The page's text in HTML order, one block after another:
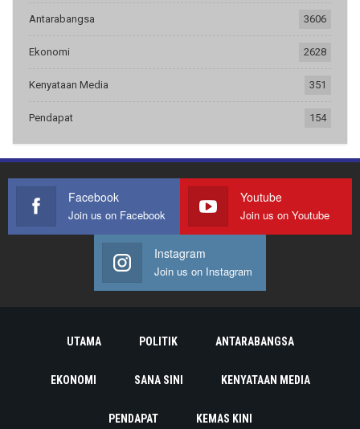
Antarabangsa 3606
Ekonomi 2628
Kenyataan Media 351
Pendapat 154
Facebook
Join us on Facebook
Youtube
Join us on Youtube
Instagram
Join us on Instagram
UTAMA POLITIK ANTARABANGSA
EKONOMI SANA SINI KENYATAAN MEDIA
PENDAPAT KEMAS KINI